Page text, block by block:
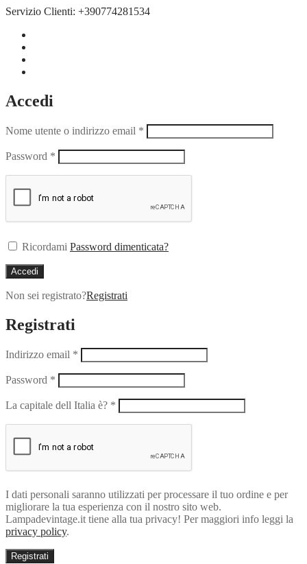
Servizio Clienti: +390774281534
Accedi
Nome utente o indirizzo email *
Password *
Ricordami Password dimenticata?
Accedi
Non sei registrato?Registrati
Registrati
Indirizzo email *
Password *
La capitale dell Italia è? *
I dati personali saranno utilizzati per processare il tuo ordine e per
migliorare la tua esperienza con il nostro sito web.
Lampadevintage.it tiene alla tua privacy! Per maggiori info leggi la
privacy policy.
Registrati